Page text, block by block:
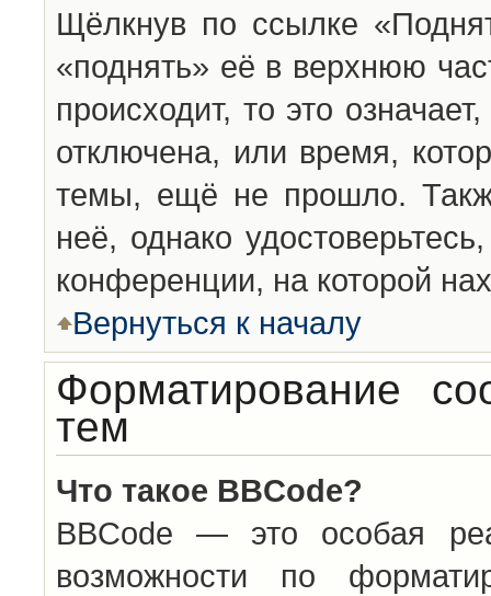
Щёлкнув по ссылке
«поднять» её в верхнюю
происходит, то это
отключена, или время,
темы, ещё не прошло.
неё, однако
конференции, на которой
Вернуться к началу
Форматирование
тем
Что такое BBCode?
BBCode — это особая
возможности по